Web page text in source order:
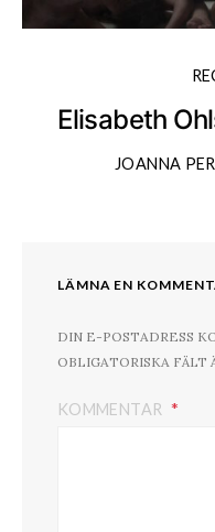
Elisabeth
JOANNA
LÄMNA EN
DIN E-POSTADRESS
OBLIGATORISKA FÄLT
KOMMENTAR